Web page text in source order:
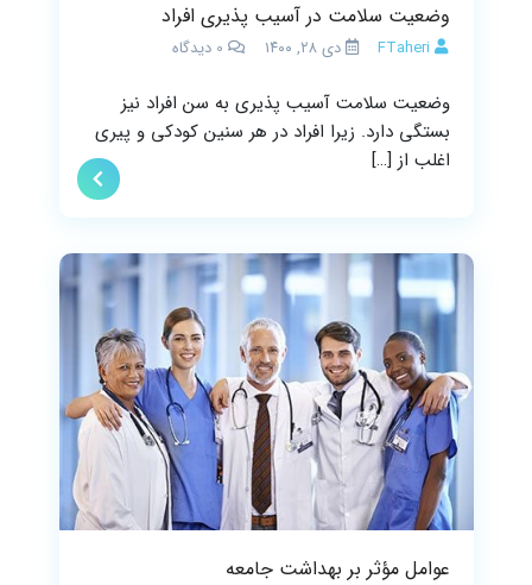
وضعیت سلامت در آسیب پذیری افراد
FTaheri دی ۲۸, ۱۴۰۰ 0 دیدگاه
وضعیت سلامت آسیب پذیری به سن افراد نیز
بستگی دارد. زیرا افراد در هر سنین کودکی و پیری
اغلب از […]
عوامل مؤثر بر بهداشت جامعه